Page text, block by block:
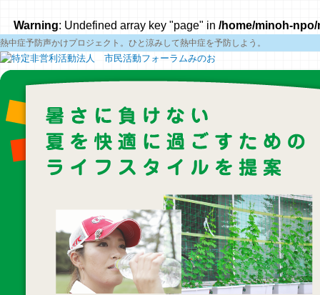
Warning: Undefined array key "page" in /home/minoh-
熱中症予防声かけプロジェクト。ひと涼みして熱中症を予防しよう。